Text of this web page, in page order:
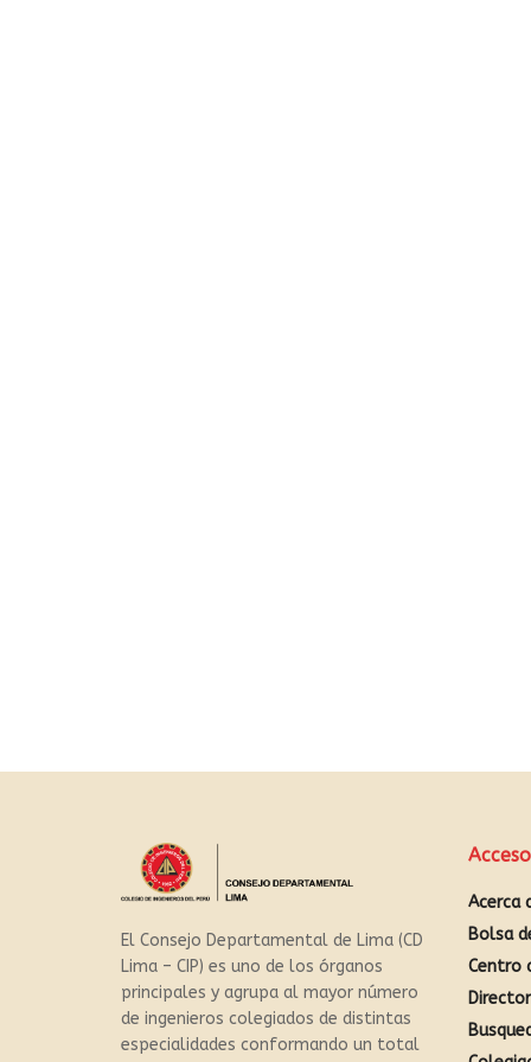
El Consejo Departamental de Lima (CD
Lima – CIP) es uno de los órganos
principales y agrupa al mayor número
de ingenieros colegiados de distintas
especialidades conformando un total
Acerca
Bolsa
Centro